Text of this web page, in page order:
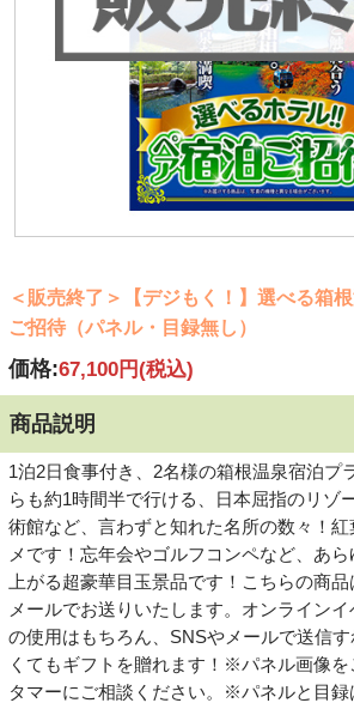
＜販売終了＞【デジもく！】選べる箱
ご招待（パネル・目録無し）
価格:67,100円(税込)
商品説明
1泊2日食事付き、2名様の箱根温泉宿泊プ
らも約1時間半で行ける、日本屈指のリゾ
術館など、言わずと知れた名所の数々！
メです！忘年会やゴルフコンペなど、あ
上がる超豪華目玉景品です！こちらの商
メールでお送りいたします。オンライン
の使用はもちろん、SNSやメールで送信
くてもギフトを贈れます！※パネル画像を
タマーにご相談ください。※パネルと目録